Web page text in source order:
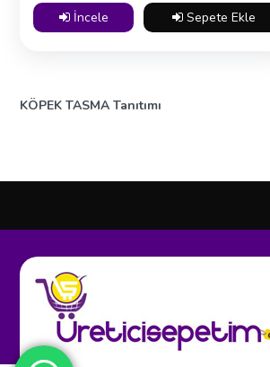
İncele Sepete Ekle
KÖPEK TASMA Tanıtımı